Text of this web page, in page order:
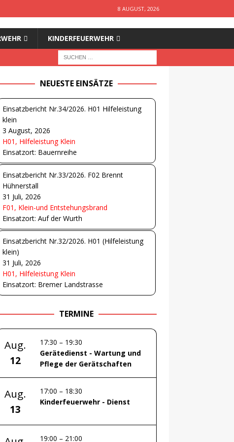
8 AUGUST, 2026
KINDERFEUERWEHR
NEUESTE EINSÄTZE
Einsatzbericht Nr.34/2026. H01 Hilfeleistung
klein
3 August, 2026
H01, Hilfeleistung Klein
Einsatzort: Bauernreihe
Einsatzbericht Nr.33/2026. F02 Brennt
Hühnerstall
31 Juli, 2026
F01, Klein-und Entstehungsbrand
Einsatzort: Auf der Wurth
Einsatzbericht Nr.32/2026. H01 (Hilfeleistung
klein)
31 Juli, 2026
H01, Hilfeleistung Klein
Einsatzort: Bremer Landstrasse
TERMINE
Aug.
12
17:30 – 19:30
Gerätedienst - Wartung und
Pflege der Gerätschaften
Aug.
13
17:00 – 18:30
Kinderfeuerwehr - Dienst
19:00 – 21:00